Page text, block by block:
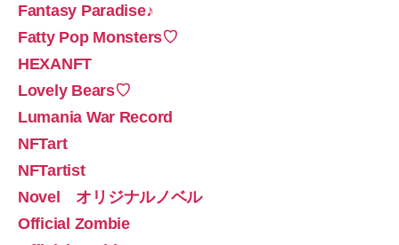
Fantasy Paradise♪
Fatty Pop Monsters♡
HEXANFT
Lovely Bears♡
Lumania War Record
NFTart
NFTartist
Novel オリジナルノベル
Official Zombie